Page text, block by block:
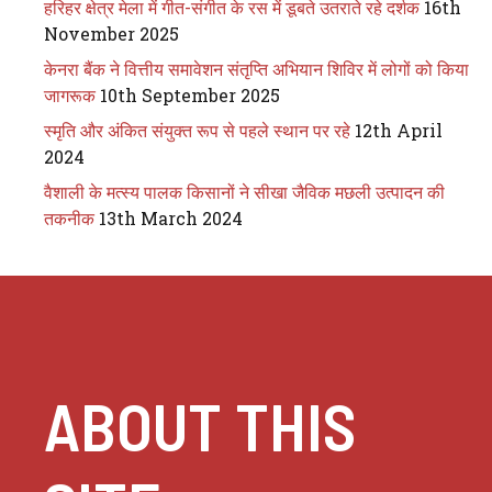
हरिहर क्षेत्र मेला में गीत-संगीत के रस में डूबते उतराते रहे दर्शक 16th
November 2025
केनरा बैंक ने वित्तीय समावेशन संतृप्ति अभियान शिविर में लोगों को किया
जागरूक 10th September 2025
स्मृति और अंकित संयुक्त रूप से पहले स्थान पर रहे 12th April
2024
वैशाली के मत्स्य पालक किसानों ने सीखा जैविक मछली उत्पादन की
तकनीक 13th March 2024
ABOUT THIS